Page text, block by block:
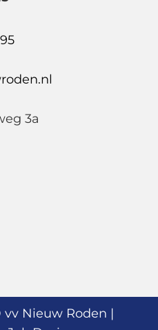
3a
Nieuw Roden |